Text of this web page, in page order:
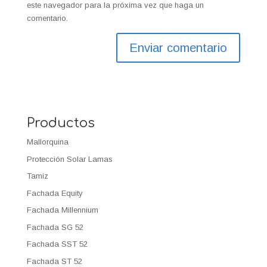
este navegador para la próxima vez que haga un
comentario.
Productos
Mallorquina
Protección Solar Lamas
Tamiz
Fachada Equity
Fachada Millennium
Fachada SG 52
Fachada SST 52
Fachada ST 52